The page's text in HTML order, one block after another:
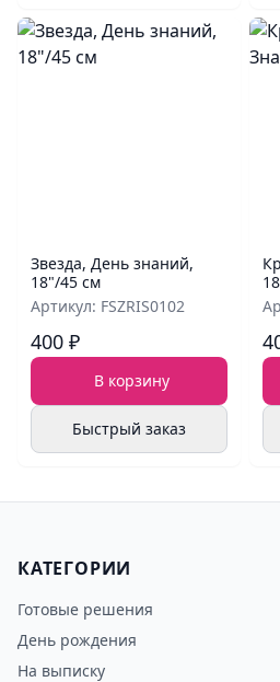
Звезда, День знаний,
18"/45 см
Артикул: FSZRIS0102
400 ₽
В корзину
Быстрый заказ
КАТЕГОРИИ
Готовые решения
День рождения
На выписку